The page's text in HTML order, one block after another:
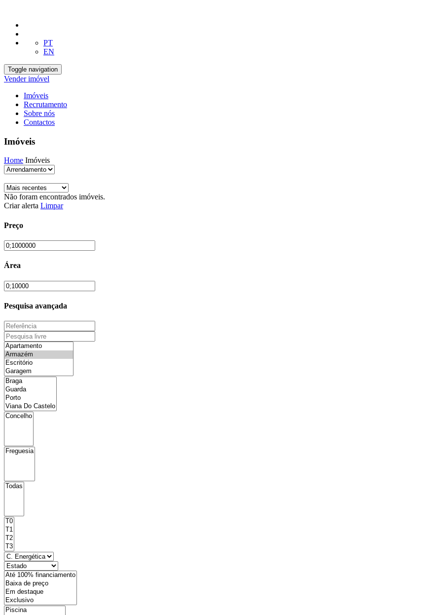
PT
EN
Toggle navigation
Vender imóvel
Imóveis
Recrutamento
Sobre nós
Contactos
Imóveis
Home Imóveis
Não foram encontrados imóveis.
Criar alerta Limpar
Preço
Área
Pesquisa avançada